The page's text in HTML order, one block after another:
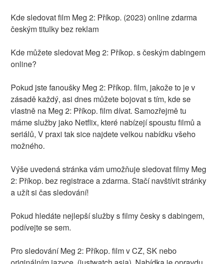
Kde sledovat film Meg 2: Příkop. (2023) online zdarma
českým titulky bez reklam
Kde můžete sledovat Meg 2: Příkop. s českým dabingem
online?
Pokud jste fanoušky Meg 2: Příkop. film, jakože to je v
zásadě každý, asi dnes můžete bojovat s tím, kde se
vlastně na Meg 2: Příkop. film dívat. Samozřejmě tu
máme služby jako Netflix, které nabízejí spoustu filmů a
seriálů, V praxi tak sice najdete velkou nabídku všeho
možného.
Výše uvedená stránka vám umožňuje sledovat filmy Meg
2: Příkop. bez registrace a zdarma. Stačí navštívit stránky
a užít si čas sledování!
Pokud hledáte nejlepší služby s filmy česky s dabingem,
podívejte se sem.
Pro sledování Meg 2: Příkop. film v CZ, SK nebo